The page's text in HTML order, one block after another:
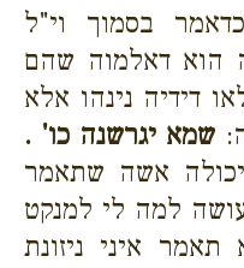
בסמוך וי"ל
הוא דאלמוה שהם
דידיה נינהו אלא
שמא יגרשנה כו' .
אשה שתאמר
עושה למה לי למנקט
איני ניזונת